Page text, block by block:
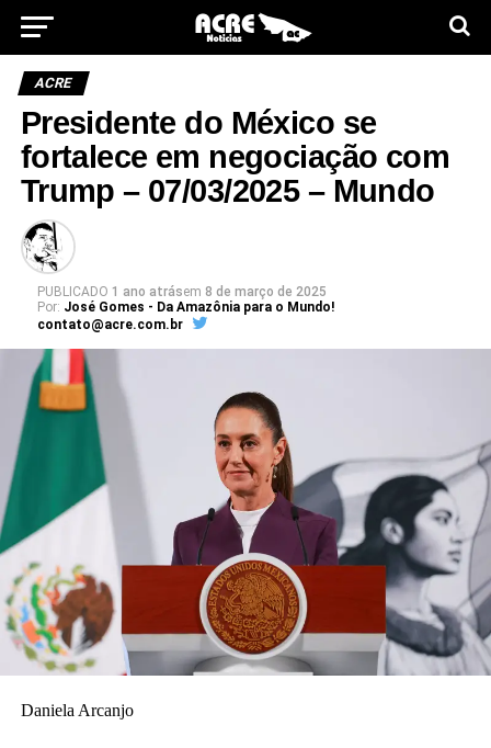
ACRE
Presidente do México se
fortalece em negociação com
Trump – 07/03/2025 – Mundo
PUBLICADO 1 ano atrásem 8 de março de 2025
Por: José Gomes - Da Amazônia para o Mundo!
contato@acre.com.br
Daniela Arcanjo